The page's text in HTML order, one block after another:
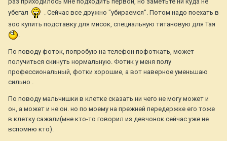
убегал
. Сейчас все дружно "убираемся". Потом надо поехать в
зоо купить подставку для мисок, специальную титановую для Тая
.
По поводу фоток, попробую на телефон пофоткать, может
получиться скинуть нормальную. Фотик у меня полу
профессиональный, фотки хорошие, а вот наверное уменьшаю
сильно .
По поводу мальчишки в клетке сказать ни чего не могу может и
он, а может и не он. но по моему на прежней передержке его тоже
в клетку сажали(мне кто-то говорил из девчонок сейчас уже не
вспомню кто).